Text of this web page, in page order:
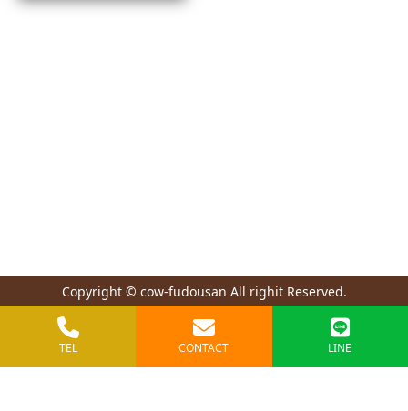
Copyright © cow-fudousan All righit Reserved.
TEL CONTACT LINE